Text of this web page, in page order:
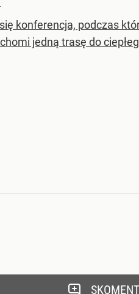
konferencja, podczas
jedną trasę do